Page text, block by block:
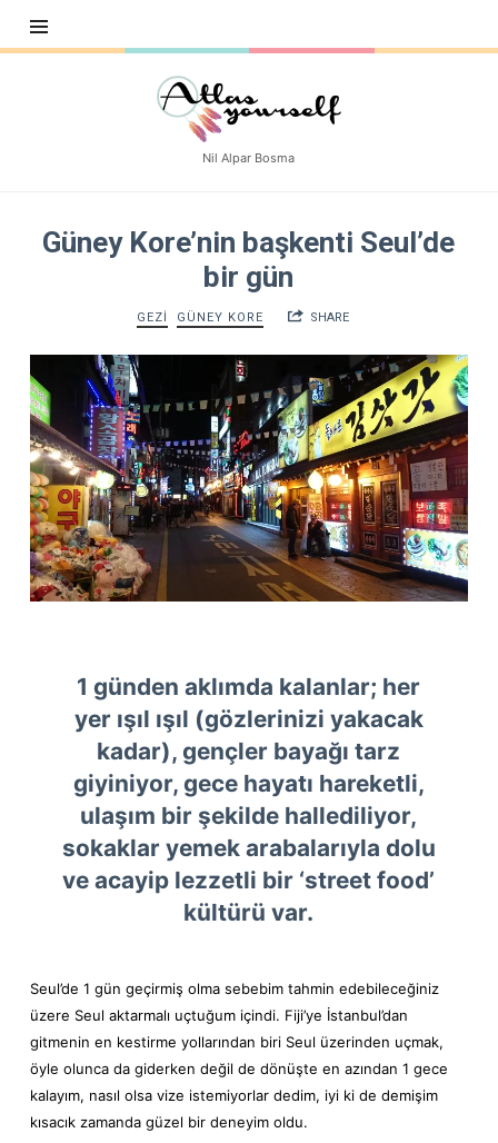
Atlasyourself
Nil Alpar Bosma
Güney Kore’nin başkenti Seul’de
bir gün
GEZİ GÜNEY KORE SHARE
1 günden aklımda kalanlar; her
yer ışıl ışıl (gözlerinizi yakacak
kadar), gençler bayağı tarz
giyiniyor, gece hayatı hareketli,
ulaşım bir şekilde hallediliyor,
sokaklar yemek arabalarıyla dolu
ve acayip lezzetli bir ‘street food’
kültürü var.
Seul’de 1 gün geçirmiş olma sebebim tahmin edebileceğiniz
üzere Seul aktarmalı uçtuğum içindi. Fiji’ye İstanbul’dan
gitmenin en kestirme yollarından biri Seul üzerinden uçmak,
öyle olunca da giderken değil de dönüşte en azından 1 gece
kalayım, nasıl olsa vize istemiyorlar dedim, iyi ki de demişim
kısacık zamanda güzel bir deneyim oldu.